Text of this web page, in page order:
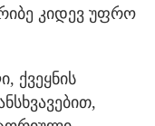
კიდევ უფრო
ქვეყნის